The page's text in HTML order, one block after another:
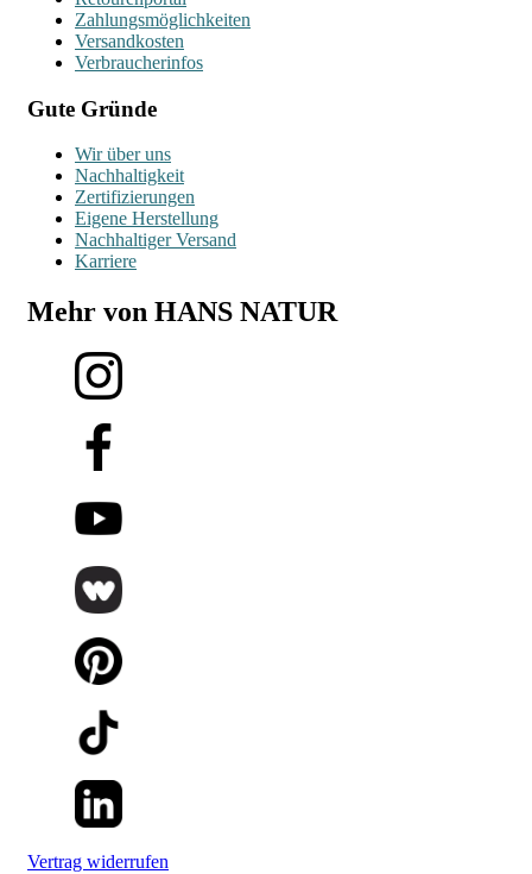
Zahlungsmöglichkeiten
Versandkosten
Verbraucherinfos
Gute Gründe
Wir über uns
Nachhaltigkeit
Zertifizierungen
Eigene Herstellung
Nachhaltiger Versand
Karriere
Mehr von HANS NATUR
Vertrag widerrufen